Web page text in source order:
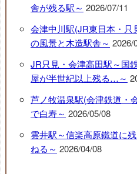
舎が残る駅～ 2026/07/11
会津中川駅(JR東日本・
の風景と木造駅舎～ 2026/
JR只見・会津高田駅～国
屋が半世紀以上残る…～
芦ノ牧温泉駅(会津鉄道・
で白寿～ 2026/05/08
雲井駅～信楽高原鐵道に
ねる～ 2026/04/08